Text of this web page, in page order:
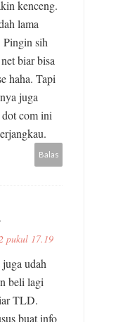
kenceng.
lama
Pingin sih
biar bisa
haha. Tapi
juga
com ini
Balas
pukul 17.19
udah
beli lagi
TLD.
buat info